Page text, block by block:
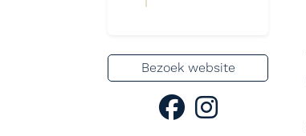
Bezoek website